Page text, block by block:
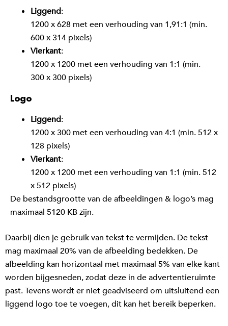
Liggend:
1200 x 628 met een verhouding van 1,91:1 (min.
600 x 314 pixels)
Vierkant:
1200 x 1200 met een verhouding van 1:1 (min.
300 x 300 pixels)
Logo
Liggend:
1200 x 300 met een verhouding van 4:1 (min. 512 x
128 pixels)
Vierkant:
1200 x 1200 met een verhouding van 1:1 (min. 512
x 512 pixels)
De bestandsgrootte van de afbeeldingen & logo’s mag
maximaal 5120 KB zijn.
Daarbij dien je gebruik van tekst te vermijden. De tekst
mag maximaal 20% van de afbeelding bedekken. De
afbeelding kan horizontaal met maximaal 5% van elke kant
worden bijgesneden, zodat deze in de advertentieruimte
past. Tevens wordt er niet geadviseerd om uitsluitend een
liggend logo toe te voegen, dit kan het bereik beperken.